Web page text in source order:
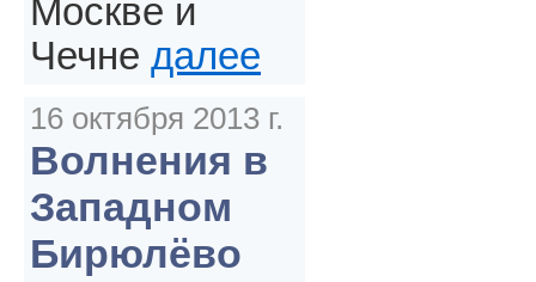
Москве и
Чечне далее
16 октября 2013 г.
Волнения в
Западном
Бирюлёво